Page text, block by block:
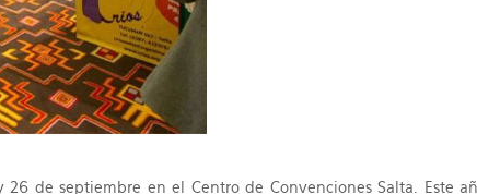
de septiembre en el Centro de Convenciones Salta. Este